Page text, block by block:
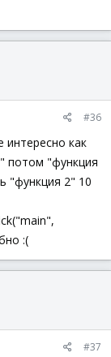
#36
как
потом "функция
"функция 2" 10
:(
#37